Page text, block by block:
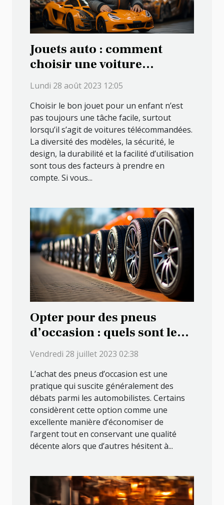
Jouets auto : comment
choisir une voiture
télécommandée pour votre
Lundi 28 août 2023 12:05
Choisir le bon jouet pour un enfant n’est
pas toujours une tâche facile, surtout
lorsqu’il s’agit de voitures télécommandées.
La diversité des modèles, la sécurité, le
design, la durabilité et la facilité d’utilisation
sont tous des facteurs à prendre en
compte. Si vous...
Opter pour des pneus
d’occasion : quels sont les
avantages que cela
présente ?
Vendredi 28 juillet 2023 02:38
L’achat des pneus d’occasion est une
pratique qui suscite généralement des
débats parmi les automobilistes. Certains
considèrent cette option comme une
excellente manière d’économiser de
l’argent tout en conservant une qualité
décente alors que d’autres hésitent à...